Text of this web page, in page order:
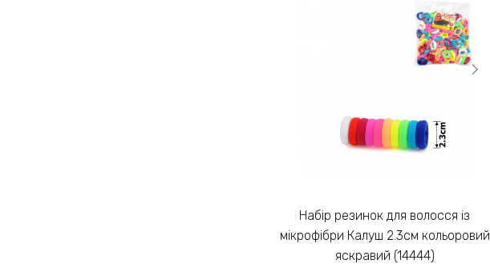
Набір резинок для волосся із
мікрофібри Калуш 2.3см кольоровий
яскравий (14444)